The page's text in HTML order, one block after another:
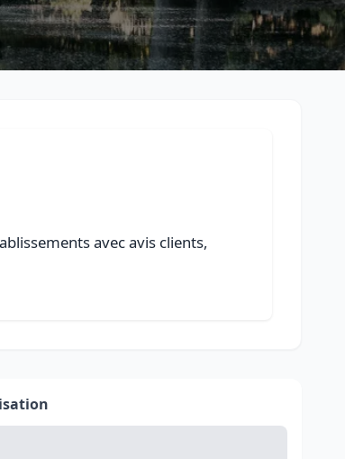
avec avis clients,